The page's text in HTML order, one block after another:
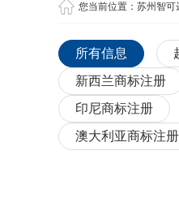
您当前位置： 苏州智可
所有信息
新西兰商标注册
印尼商标注册
澳大利亚商标注册